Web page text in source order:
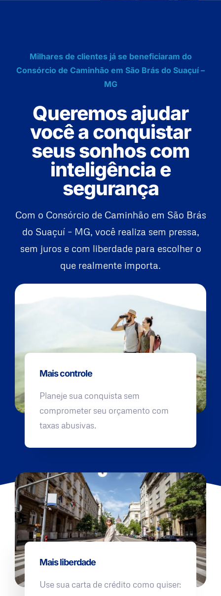
Milhares de clientes já se beneficiaram do
Consórcio de Caminhão em São Brás do Suaçuí –
MG
Queremos ajudar
você a conquistar
seus sonhos com
inteligência e
segurança
Com o Consórcio de Caminhão em São Brás
do Suaçuí – MG, você realiza sem pressa,
sem juros e com liberdade para escolher o
que realmente importa.
Mais controle
Planeje sua conquista sem
comprometer seu orçamento com
taxas abusivas.
Mais liberdade
Use sua carta de crédito como quiser: